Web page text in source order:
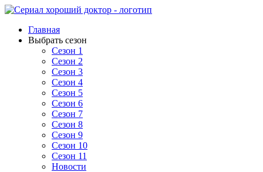
Главная
Выбрать сезон
Сезон 1
Сезон 2
Сезон 3
Сезон 4
Сезон 5
Сезон 6
Сезон 7
Сезон 8
Сезон 9
Сезон 10
Сезон 11
Новости